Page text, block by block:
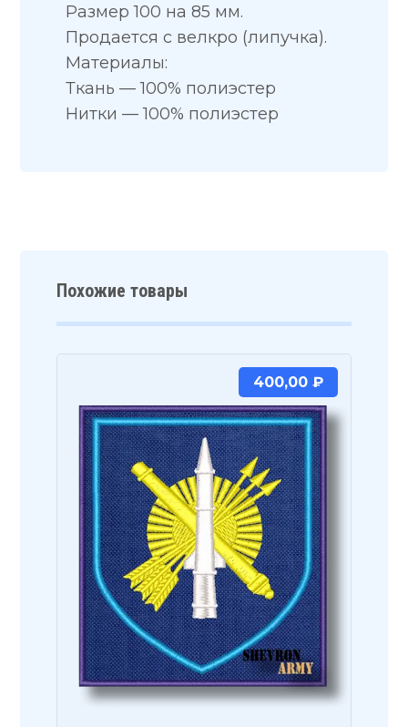
Размер 100 на 85 мм.
Продается с велкро (липучка).
Материалы:
Ткань — 100% полиэстер
Нитки — 100% полиэстер
Похожие товары
400,00 ₽